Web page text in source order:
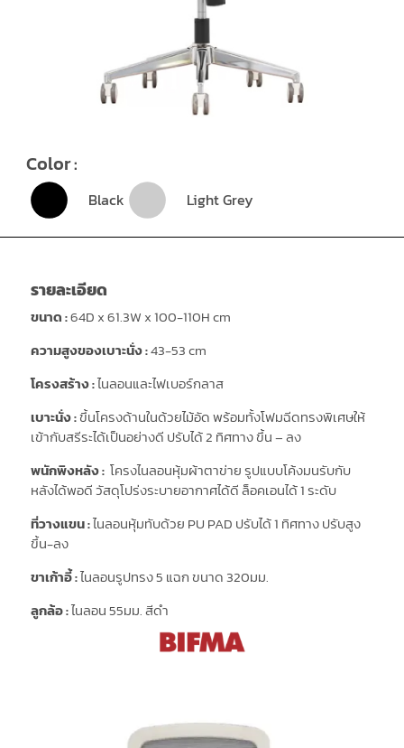
Color :
Black Light Grey
รายละเอียด
ขนาด :64D x 61.3W x 100-110H cm
ความสูงของเบาะนั่ง :43-53 cm
โครงสร้าง :ไนลอนและไฟเบอร์กลาส
เบาะนั่ง :ขึ้นโครงด้านในด้วยไม้อัด พร้อมทั้งโฟมฉีดทรงพิเศษให้
เข้ากับสรีระได้เป็นอย่างดี ปรับได้ 2 ทิศทาง ขึ้น – ลง
พนักพิงหลัง : โครงไนลอนหุ้มผ้าตาข่าย รูปแบบโค้งมนรับกับ
หลังได้พอดี วัสดุโปร่งระบายอากาศได้ดี ล็อคเอนได้ 1 ระดับ
ที่วางแขน :ไนลอนหุ้มทับด้วย PU PAD ปรับได้ 1 ทิศทาง ปรับสูง
ขึ้น-ลง
ขาเก้าอี้ :ไนลอนรูปทรง 5 แฉก ขนาด 320มม.
ลูกล้อ :ไนลอน 55มม. สีดำ